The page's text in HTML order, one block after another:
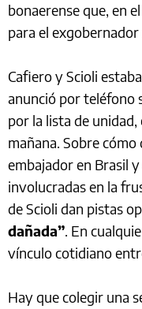
bonaerense que, en
para el
Cafiero y Scioli
anunció por teléfono
por la lista de
mañana. Sobre
embajador en Brasil
involucradas en la
de Scioli dan pistas
dañada”. En
vínculo cotidiano
Hay que colegir una